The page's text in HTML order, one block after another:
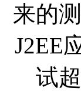
来的
J2EE
试